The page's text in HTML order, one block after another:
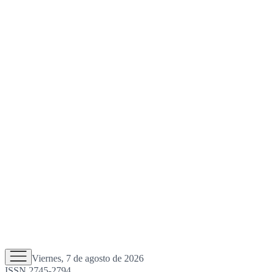
Viernes, 7 de agosto de 2026